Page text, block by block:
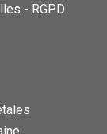
- RGPD